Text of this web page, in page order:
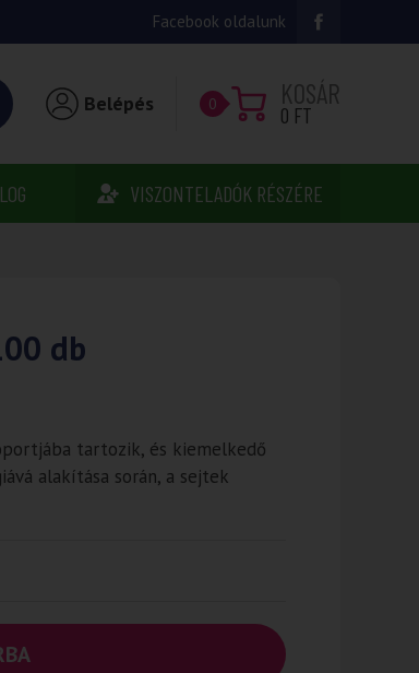
Facebook oldalunk
0 KOSÁR
0 FT
Belépés
VISZONTELADÓK RÉSZÉRE
db
tartozik, és kiemelkedő
alakítása során, a sejtek